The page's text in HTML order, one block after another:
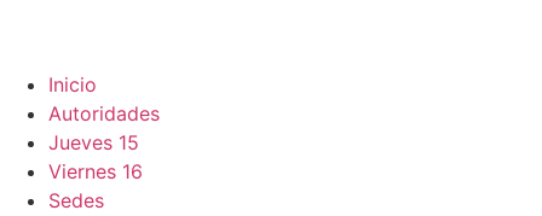
Inicio
Autoridades
Jueves 15
Viernes 16
Sedes